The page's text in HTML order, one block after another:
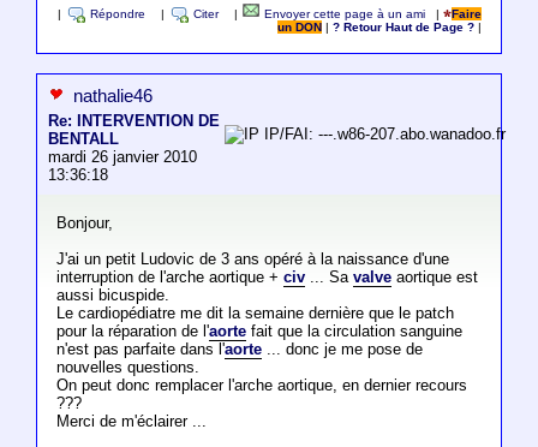
Répondre Citer Envoyer cette page à un ami |
Faire
un DON
|? Retour Haut de Page ?
nathalie46
Re: INTERVENTION DE
BENTALL
mardi 26 janvier 2010
13:36:18
IP/FAI: ---.w86-207.abo.wanadoo.fr
Bonjour,
J'ai un petit Ludovic de 3 ans opéré à la naissance d'une
interruption de l'arche aortique + civ... Sa valveaortique est
aussi bicuspide.
Le cardiopédiatre me dit la semaine dernière que le patch
pour la réparation de l'aortefait que la circulation sanguine
n'est pas parfaite dans l'aorte... donc je me pose de
nouvelles questions.
On peut donc remplacer l'arche aortique, en dernier recours
???
Merci de m'éclairer ...